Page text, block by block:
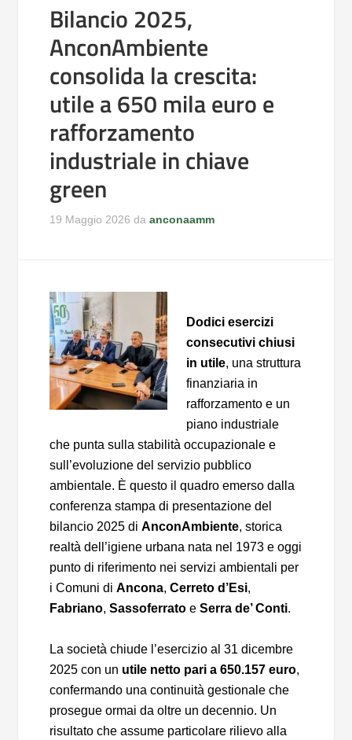
Bilancio 2025,
AnconAmbiente
consolida la crescita:
utile a 650 mila euro e
rafforzamento
industriale in chiave
green
19 Maggio 2026 daanconaamm
Dodici esercizi
consecutivi chiusi
in utile, una struttura
finanziaria in
rafforzamento e un
piano industriale
che punta sulla stabilità occupazionale e
sull’evoluzione del servizio pubblico
ambientale. È questo il quadro emerso dalla
conferenza stampa di presentazione del
bilancio 2025 diAnconAmbiente, storica
realtà dell’igiene urbana nata nel 1973 e oggi
punto di riferimento nei servizi ambientali per
i Comuni diAncona,Cerreto d’Esi,
Fabriano,Sassoferrato eSerra de’ Conti.
La società chiude l’esercizio al 31 dicembre
2025 con un utile netto pari a 650.157 euro,
confermando una continuità gestionale che
prosegue ormai da oltre un decennio. Un
risultato che assume particolare rilievo alla